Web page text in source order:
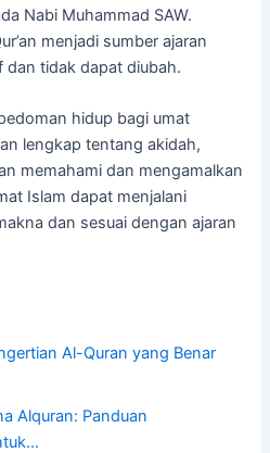
Nabi Muhammad SAW.
menjadi sumber ajaran
tidak dapat diubah.
hidup bagi umat
lengkap tentang akidah,
memahami dan mengamalkan
Islam dapat menjalani
dan sesuai dengan ajaran
Al-Quran yang Benar
Alquran: Panduan